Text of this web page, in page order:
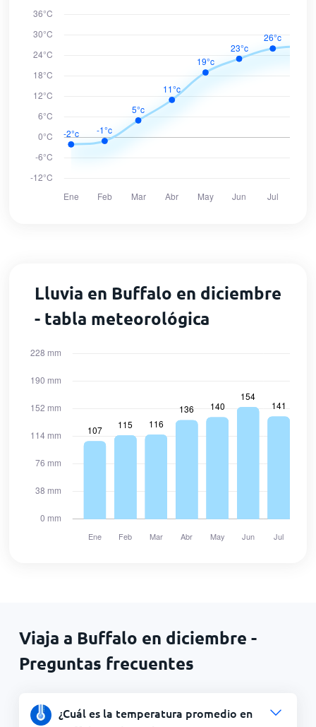
Lluvia en Buffalo en diciembre
- tabla meteorológica
Viaja a Buffalo en diciembre -
Preguntas frecuentes
¿Cuál es la temperatura promedio en